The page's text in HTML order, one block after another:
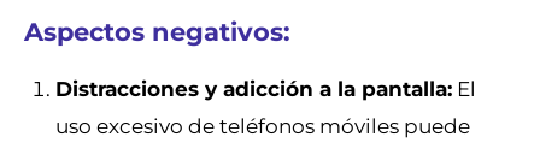
Aspectos negativos:
Distracciones y adicción a la pantalla: El
uso excesivo de teléfonos móviles puede